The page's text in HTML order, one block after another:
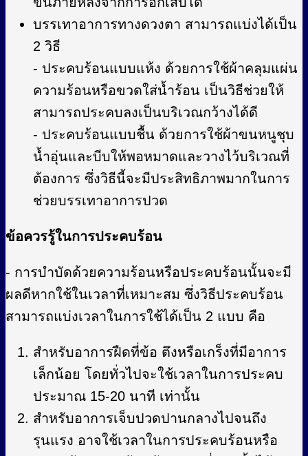
บรรเทาอาการทางดวงตา สามารถแบ่งได้เป็น
2 วิธี
- ประคบร้อนแบบแห้ง ด้วยการใช้ผ้าคลุมแผ่น
ความร้อนหรือขวดใส่น้ำร้อน เป็นวิธีช่วยให้
สามารถประคบลงเป็นบริเวณกว้างได้ดี
- ประคบร้อนแบบชื้น ด้วยการใช้ผ้าขนหนูชุบ
น้ำอุ่นและบีบให้พอหมาดและวางไว้บริเวณที่
ต้องการ ซึ่งวิธีนี้จะมีประสิทธิภาพมากในการ
ช่วยบรรเทาอาการปวด
ข้อควรรู้ในการประคบร้อน
- การบำบัดด้วยความร้อนหรือประคบร้อนนั้นจะมี
ผลดีหากใช้ในเวลาที่เหมาะสม ซึ่งวิธีประคบร้อน
สามารถแบ่งเวลาในการใช้ได้เป็น 2 แบบ คือ
สำหรับอาการฝืดที่ข้อ ตึงหรือเกร็งที่มีอาการ
เล็กน้อย โดยทั่วไปจะใช้เวลาในการประคบ
ประมาณ 15-20 นาที เท่านั้น
สำหรับอาการเจ็บปวดปานกลางไปจนถึง
รุนแรง อาจใช้เวลาในการประคบร้อนหรือ